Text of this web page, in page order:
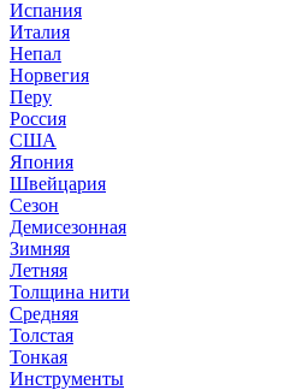
Испания
Италия
Непал
Норвегия
Перу
Россия
США
Япония
Швейцария
Сезон
Демисезонная
Зимняя
Летняя
Толщина нити
Средняя
Толстая
Тонкая
Инструменты